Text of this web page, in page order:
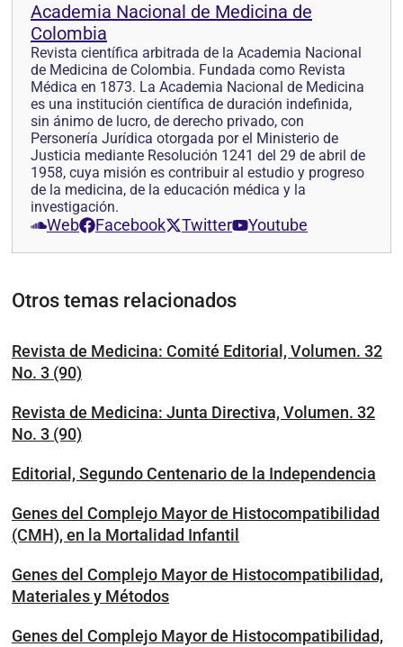
Academia Nacional de Medicina de
Colombia
Revista científica arbitrada de la Academia Nacional
de Medicina de Colombia. Fundada como Revista
Médica en 1873. La Academia Nacional de Medicina
es una institución científica de duración indefinida,
sin ánimo de lucro, de derecho privado, con
Personería Jurídica otorgada por el Ministerio de
Justicia mediante Resolución 1241 del 29 de abril de
1958, cuya misión es contribuir al estudio y progreso
de la medicina, de la educación médica y la
investigación.
Web Facebook Twitter Youtube
Otros temas relacionados
Revista de Medicina: Comité Editorial, Volumen. 32
No. 3 (90)
Revista de Medicina: Junta Directiva, Volumen. 32
No. 3 (90)
Editorial, Segundo Centenario de la Independencia
Genes del Complejo Mayor de Histocompatibilidad
(CMH), en la Mortalidad Infantil
Genes del Complejo Mayor de Histocompatibilidad,
Materiales y Métodos
Genes del Complejo Mayor de Histocompatibilidad,